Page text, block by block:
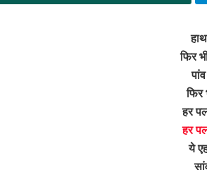
फिर
फिर
हर
हर
ये